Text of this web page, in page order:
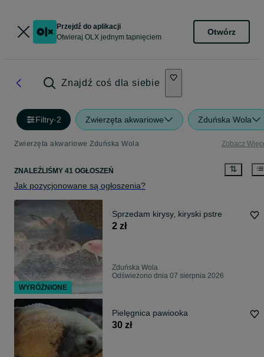
Przejdź do aplikacji
Otwieraj OLX jednym tapnięciem
Otwórz
Znajdź coś dla siebie
Filtry·2 Zwierzęta akwariowe Zduńska Wola
Zwierzęta akwariowe Zduńska Wola Zobacz
ZNALEŹLIŚMY 41 OGŁOSZEŃ
Jak pozycjonowane są ogłoszenia?
Sprzedam kirysy, kiryski pstre
2 zł
Zduńska Wola
Odświeżono dnia 07 sierpnia 2026
Pielęgnica pawiooka
30 zł
WYRÓŻNIONE